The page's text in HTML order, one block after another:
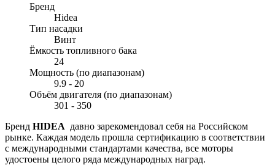
Бренд
Hidea
Тип насадки
Винт
Ёмкость топливного бака
24
Мощность (по диапазонам)
9.9 - 20
Объём двигателя (по диапазонам)
301 - 350
Бренд HIDEA давно зарекомендовал себя на Российском
рынке. Каждая модель прошла сертификацию в соответствии
с международными стандартами качества, все моторы
удостоены целого ряда международных наград.